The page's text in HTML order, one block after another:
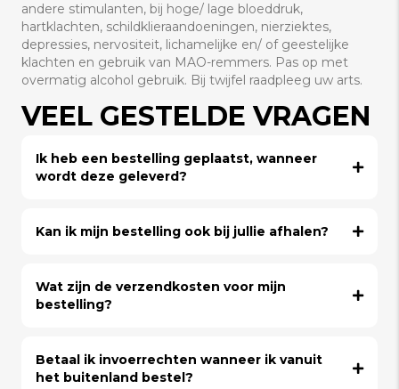
andere stimulanten, bij hoge/ lage bloeddruk,
hartklachten, schildklieraandoeningen, nierziektes,
depressies, nervositeit, lichamelijke en/ of geestelijke
klachten en gebruik van MAO-remmers. Pas op met
overmatig alcohol gebruik. Bij twijfel raadpleeg uw arts.
VEEL GESTELDE VRAGEN
Ik heb een bestelling geplaatst, wanneer
wordt deze geleverd?
Kan ik mijn bestelling ook bij jullie afhalen?
Wat zijn de verzendkosten voor mijn
bestelling?
Betaal ik invoerrechten wanneer ik vanuit
het buitenland bestel?